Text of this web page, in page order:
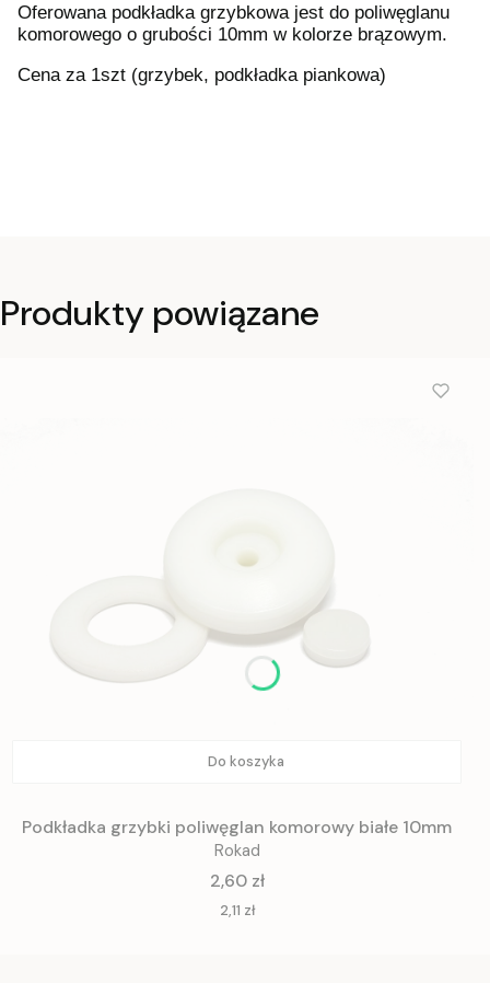
Oferowana podkładka grzybkowa jest do poliwęglanu
komorowego o grubości 10mm w kolorze brązowym.
Cena za 1szt (grzybek, podkładka piankowa)
Produkty powiązane
Do koszyka
Podkładka grzybki poliwęglan komorowy białe 10mm
Rokad
Cena
2,60 zł
Cena
2,11 zł